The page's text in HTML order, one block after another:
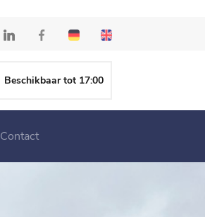
Beschikbaar tot 17:00
Contact